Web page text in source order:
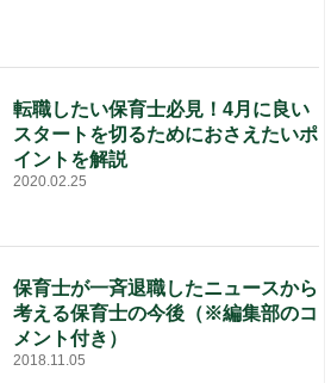
転職したい保育士必見！4月に良い
スタートを切るためにおさえたいポ
イントを解説
2020.02.25
保育士が一斉退職したニュースから
考える保育士の今後（※編集部のコ
メント付き）
2018.11.05